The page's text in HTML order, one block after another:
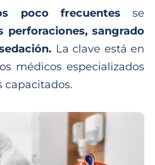
poco frecuentes se
perforaciones, sangrado
La clave está en
médicos especializados
capacitados.